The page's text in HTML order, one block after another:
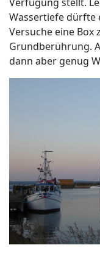
Wassertiefe dürfte
Versuche eine
Grundberührung.
dann aber genug